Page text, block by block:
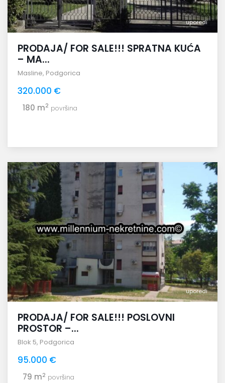
uporedi
PRODAJA/ FOR SALE!!! SPRATNA KUĆA
– MA...
Masline, Podgorica
320.000 €
180 m2 površina
uporedi
PRODAJA/ FOR SALE!!! POSLOVNI
PROSTOR –...
Blok 5, Podgorica
95.000 €
79 m2 površina